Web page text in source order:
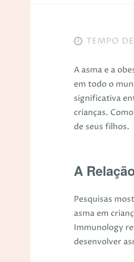
TEMPO
A asma e a
em todo o
significativa
crianças.
de seus filhos.
A
Pesquisas
asma em
Immunology
desenvolver